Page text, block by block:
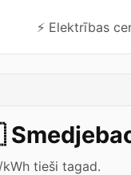
⚡️ Elektrības
tieši tagad.